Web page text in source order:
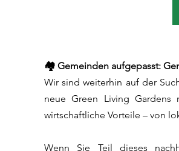
🏘️ Gemeinden aufgepasst:
Wir sind weiterhin auf der
neue Green Living Gardens
wirtschaftliche Vorteile – von
Wenn Sie Teil dieses